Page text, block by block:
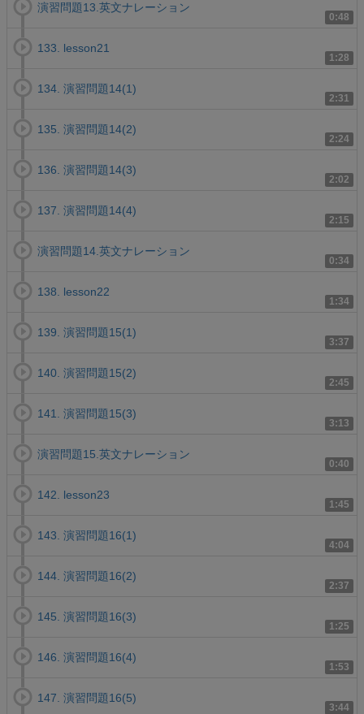
0:48
演習問題13.英文ナレーション
1:28
133. lesson21
2:31
134. 演習問題14(1)
2:24
135. 演習問題14(2)
2:02
136. 演習問題14(3)
2:15
137. 演習問題14(4)
0:34
演習問題14.英文ナレーション
1:34
138. lesson22
3:37
139. 演習問題15(1)
2:45
140. 演習問題15(2)
3:13
141. 演習問題15(3)
0:40
演習問題15.英文ナレーション
1:45
142. lesson23
4:04
143. 演習問題16(1)
2:37
144. 演習問題16(2)
1:25
145. 演習問題16(3)
1:53
146. 演習問題16(4)
3:44
147. 演習問題16(5)